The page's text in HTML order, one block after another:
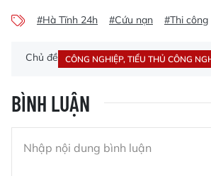
#Hà Tĩnh 24h #Cứu nạn #Thi công
Chủ đề CÔNG NGHIỆP, TIỂU THỦ CÔNG
BÌNH LUẬN